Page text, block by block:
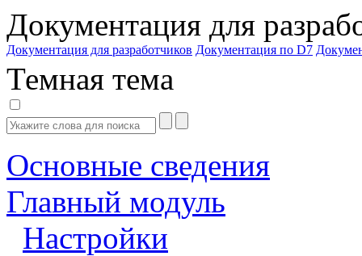
Документация для
Документация для разработчиков Документация по D7
Темная тема
Основные сведения
Главный модуль
Настройки